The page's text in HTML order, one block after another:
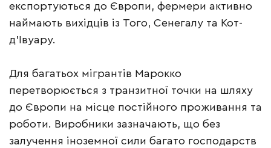
експортуються до Європи, фермери активно
наймають вихідців із Того, Сенегалу та Кот-
д’Івуару.
Для багатьох мігрантів Марокко
перетворюється з транзитної точки на шляху
до Європи на місце постійного проживання та
роботи. Виробники зазначають, що без
залучення іноземної сили багато господарств